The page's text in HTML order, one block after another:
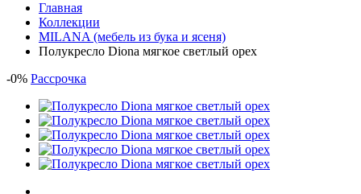
Главная
Коллекции
MILANA (мебель из бука и ясеня)
Полукресло Diona мягкое светлый орех
-0% Рассрочка